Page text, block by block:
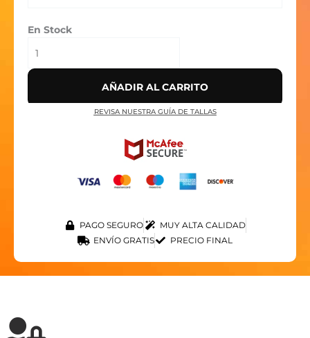
En Stock
AÑADIR AL CARRITO
REVISA NUESTRA GUÍA DE TALLAS
PAGO SEGURO
MUY ALTA CALIDAD
ENVÍO GRATIS
PRECIO FINAL